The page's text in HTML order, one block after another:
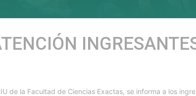
de la Facultad de Ciencias Exactas, se informa a los